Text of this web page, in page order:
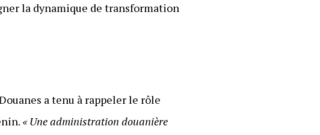
la dynamique de transformation
a tenu à rappeler le rôle
« Une administration douanière